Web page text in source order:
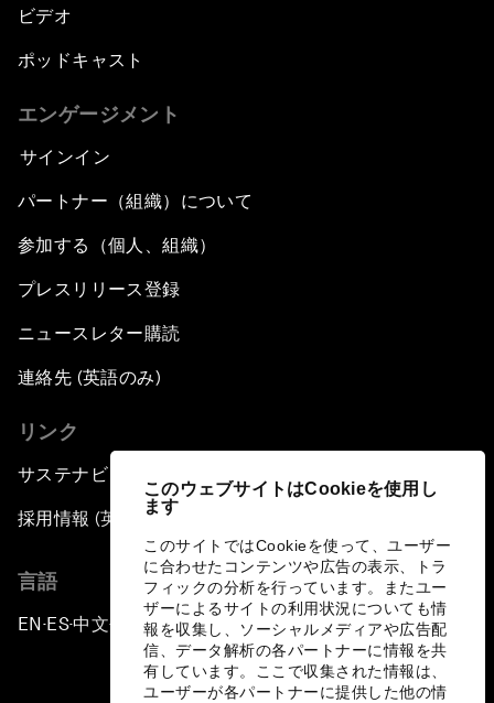
このウェブサイトはCookieを使用し
ます
このサイトではCookieを使って、ユーザー
に合わせたコンテンツや広告の表示、トラ
フィックの分析を行っています。またユー
ザーによるサイトの利用状況についても情
報を収集し、ソーシャルメディアや広告配
信、データ解析の各パートナーに情報を共
有しています。ここで収集された情報は、
ユーザーが各パートナーに提供した他の情
ビデオ
ポッドキャスト
エンゲージメント
サインイン
パートナー（組織）について
参加する（個人、組織）
プレスリリース登録
ニュースレター購読
連絡先 (英語のみ)
リンク
サステナビリティへの取り組み
採用情報 (英語のみ)
言語
EN ▪ES▪中文▪ 日本語